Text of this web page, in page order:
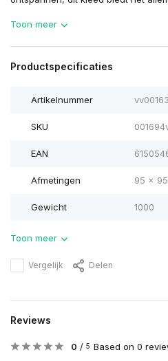
Toon meer
Productspecificaties
Artikelnummer
SKU
EAN
Afmetingen 95 x
Gewicht 1000
Toon meer
Vergelijk Delen
Reviews
0 / 5 Based on 0